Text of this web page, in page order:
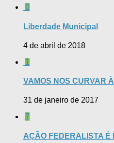
0
Liberdade Municipal
4 de abril de 2018
1
VAMOS NOS CURVAR
31 de janeiro de 2017
7
AÇÃO FEDERALISTA É